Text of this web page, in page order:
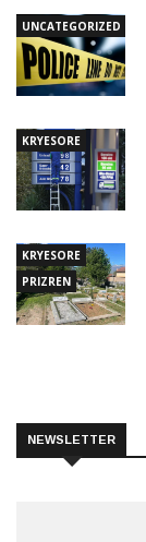
UNCATEGORIZED
KRYESORE
KRYESORE
PRIZREN
NEWSLETTER